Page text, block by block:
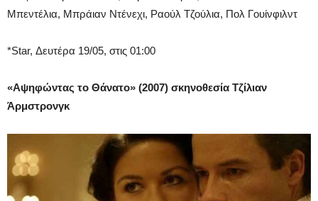
Μπεντέλια, Μπράιαν Ντένεχι, Ραούλ Τζούλια, Πολ Γουίνφιλντ
*Star, Δευτέρα 19/05, στις 01:00
«Αψηφώντας το Θάνατο» (2007) σκηνοθεσία Τζίλιαν
Άρμστρονγκ